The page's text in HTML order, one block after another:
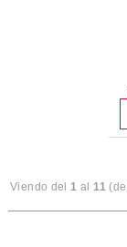
Viendo del1 al11(de